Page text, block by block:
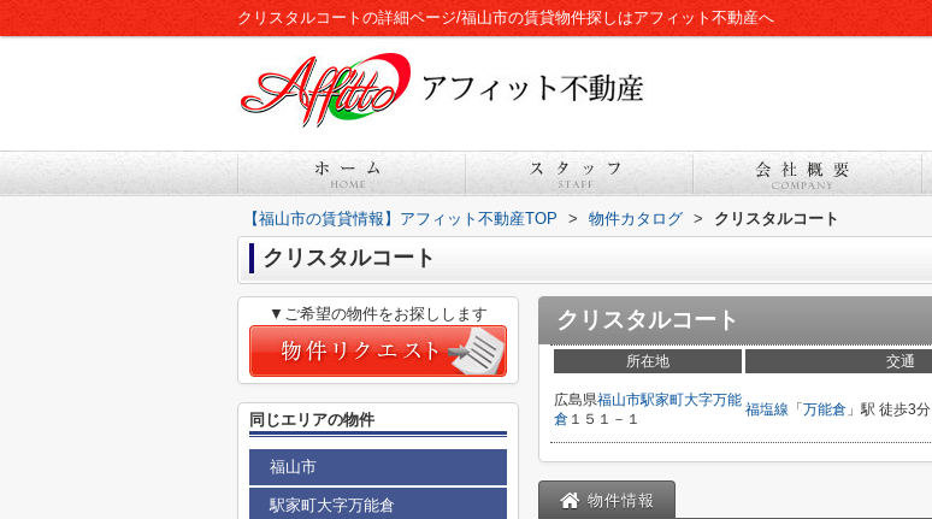
クリスタルコートの詳細ページ/福山市の賃貸物件探しはアフィット不動産へ
【福山市の賃貸情報】アフィット不動産TOP > 物件カタログ > クリスタルコート
クリスタルコート
クリスタルコート
所在地 交通
広島県福山市駅家町大字万能
倉 １５１－１
福塩線 「 万能倉 」駅 徒歩3分
物件情報
▼ご希望の物件をお探しします
同じエリアの物件
福山市
駅家町大字万能倉